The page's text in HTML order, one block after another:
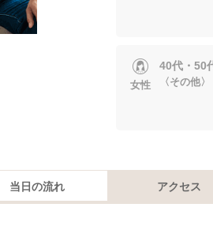
女性
40代・50
〈その他
当日の流れ アクセス